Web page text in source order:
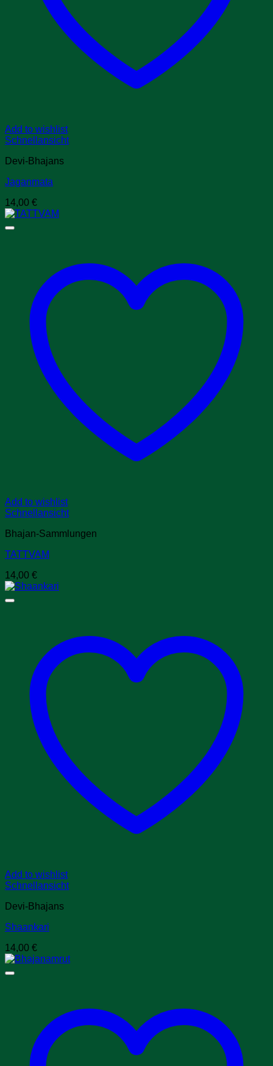
Add to wishlist
Schnellansicht
Devi-Bhajans
Jaganmata
14,00 €
Add to wishlist
Schnellansicht
Bhajan-Sammlungen
TATTVAM
14,00 €
Add to wishlist
Schnellansicht
Devi-Bhajans
Shaankari
14,00 €